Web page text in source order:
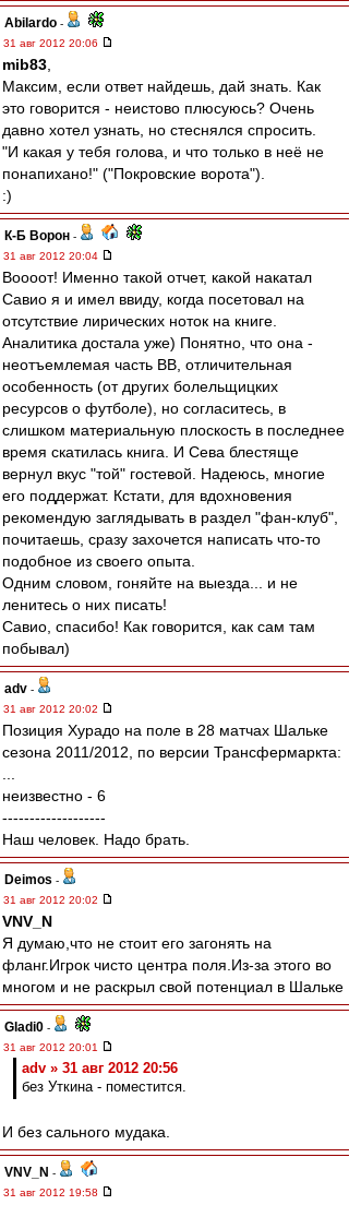
Abilardo -
31 авг 2012 20:06
mib83
Максим, если ответ найдешь, дай знать. Как
это говорится - неистово плюсуюсь? Очень
давно хотел узнать, но стеснялся спросить.
"И какая у тебя голова, и что только в неё не
понапихано!" ("Покровские ворота").
:)
К-Б Ворон -
31 авг 2012 20:04
Воооот! Именно такой отчет, какой накатал
Савио я и имел ввиду, когда посетовал на
отсутствие лирических ноток на книге.
Аналитика достала уже) Понятно, что она -
неотъемлемая часть ВВ, отличительная
особенность (от других болельщицких
ресурсов о футболе), но согласитесь, в
слишком материальную плоскость в последнее
время скатилась книга. И Сева блестяще
вернул вкус "той" гостевой. Надеюсь, многие
его поддержат. Кстати, для вдохновения
рекомендую заглядывать в раздел "фан-клуб",
почитаешь, сразу захочется написать что-то
подобное из своего опыта.
Одним словом, гоняйте на выезда... и не
ленитесь о них писать!
Савио, спасибо! Как говорится, как сам там
побывал)
adv -
31 авг 2012 20:02
Позиция Хурадо на поле в 28 матчах Шальке
сезона 2011/2012, по версии Трансфермаркта:
неизвестно - 6
-------------------
Наш человек. Надо брать.
Deimos -
31 авг 2012 20:02
VNV_N
Я думаю,что не стоит его загонять на
фланг.Игрок чисто центра поля.Из-за этого во
многом и не раскрыл свой потенциал в Шальке
Gladi0 -
31 авг 2012 20:01
adv » 31 авг 2012 20:56
без Уткина - поместится.
И без сального мудака.
VNV_N -
31 авг 2012 19:58